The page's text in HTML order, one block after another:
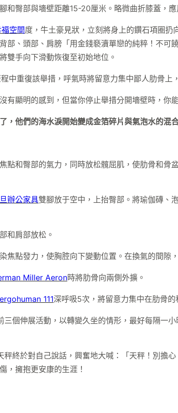
和臀部與墻壁距離15-20厘米。略微曲折膝蓋，
空間度，牛土豪見狀，立刻將身上的鑽石項圈扔
部、頭部、肩膀「用金錢褻瀆單戀的純粹！不可
雙手向下滑動恢復至初始地位。
中重復該舉措，呼氣時將留意力集中鄙人肋骨上
有顯明的感到，但當你停止舉措分開墻壁時，你
，他們的海水淚開始變成金箔碎片與氣泡水的混
點和臀部的氣力，同時放松髖屈肌，使肋骨和
辦公家具雙腳放于空中，上抬臀部。將瑜伽磚、
和肩部放松。
焦點發力，使胸腔向下變動位置。在換氣的間隙
Miller Aeron時將肋骨向兩側外擴。
ergohuman 111深呼吸5次，將留意力集中在肋骨的
三個伸展活動，以轉變久坐的情形，最好每隔一
終於對自己說話，興奮地大喊：「天秤！別擔
，擁抱更安康的生涯！